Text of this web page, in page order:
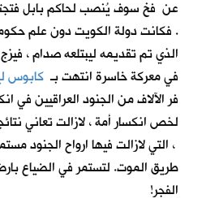
عن فخ سوف يُنصب لحاكم بابل
. فكانت دولة الكويت دون علم
الذي تم تقديمه ليبتلعه صدام ،
في معركة خاسرة انتهت بـ كابوس
فر الآلاف من الجنود العراقيين في
لخص انكسار أمة ، لازالت تعاني
، التي لازالت فيها ارواح الجنود
طريق الموت. لتستمر في الضياع
الفجر!